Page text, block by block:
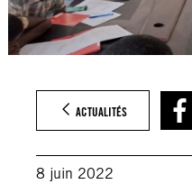
ACTUALITÉS
8 juin 2022